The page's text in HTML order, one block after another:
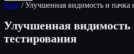
Блог / Улучшенная видимость и
Улучшенная
тестирования